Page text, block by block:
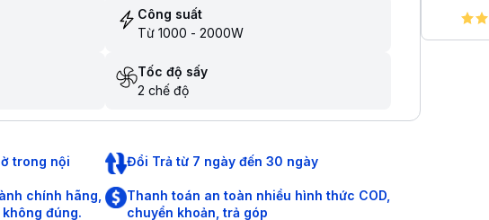
Công suất
Từ 1000 - 2000W
Tốc độ sấy
2 chế độ
trong nội
Đổi Trả từ 7 ngày đến 30 ngày
chính hãng,
đúng.
Thanh toán an toàn nhiều hình thức COD,
chuyển khoản, trả góp